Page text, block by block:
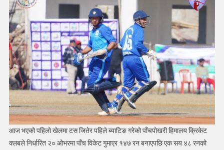
क्रिकेट
र
मेलम्ची
बिजयी
आज भएको पहिलो खेलमा टस जितेर पहिले ब्याटिङ गरेको पाँचपोखरी हिमालय क्रिकेट
क्लबले निर्धारित २० ओभरमा पाँच विकेट गुमाएर १४७ रन बनाएपछि एक सय ४८ रनको